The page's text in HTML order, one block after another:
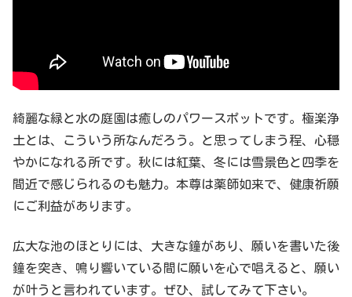
綺麗な緑と水の庭園は癒しのパワースポットです。極楽浄
土とは、こういう所なんだろう。と思ってしまう程、心穏
やかになれる所です。秋には紅葉、冬には雪景色と四季を
間近で感じられるのも魅力。本尊は薬師如来で、健康祈願
にご利益があります。
広大な池のほとりには、大きな鐘があり、願いを書いた後
鐘を突き、鳴り響いている間に願いを心で唱えると、願い
が叶うと言われています。ぜひ、試してみて下さい。